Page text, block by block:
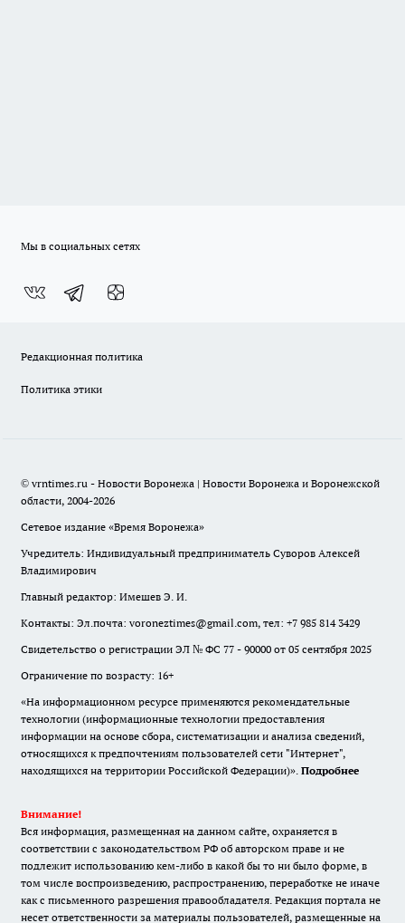
Мы в социальных сетях
Редакционная политика
Политика этики
© vrntimes.ru - Новости Воронежа | Новости Воронежа и Воронежской
области, 2004-2026
Сетевое издание «Время Воронежа»
Учредитель: Индивидуальный предприниматель Суворов Алексей
Владимирович
Главный редактор: Имешев Э. И.
Контакты: Эл.почта: voroneztimes@gmail.com, тел: +7 985 814 3429
Свидетельство о регистрации ЭЛ № ФС 77 - 90000 от 05 сентября 2025
Ограничение по возрасту: 16+
«На информационном ресурсе применяются рекомендательные
технологии (информационные технологии предоставления
информации на основе сбора, систематизации и анализа сведений,
относящихся к предпочтениям пользователей сети "Интернет",
находящихся на территории Российской Федерации)». Подробнее
Внимание!
Вся информация, размещенная на данном сайте, охраняется в
соответствии с законодательством РФ об авторском праве и не
подлежит использованию кем-либо в какой бы то ни было форме, в
том числе воспроизведению, распространению, переработке не иначе
как с письменного разрешения правообладателя. Редакция портала не
несет ответственности за материалы пользователей, размещенные на